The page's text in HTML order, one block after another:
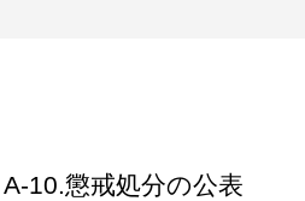
A-10.懲戒処分の公表